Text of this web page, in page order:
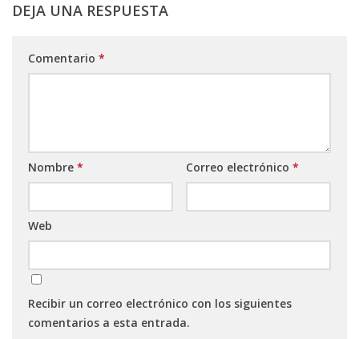
DEJA UNA RESPUESTA
Comentario *
Nombre * Correo electrónico *
Web
Recibir un correo electrónico con los siguientes
comentarios a esta entrada.